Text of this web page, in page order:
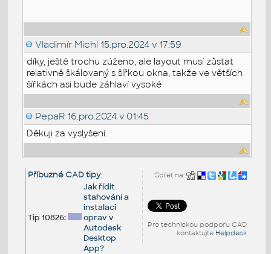
Vladimír Michl 15.pro.2024 v 17:59
díky, ještě trochu zúženo, ale layout musí zůstat
relativně škálovaný s šířkou okna, takže ve větších
šířkách asi bude záhlaví vysoké
PepaR 16.pro.2024 v 01:45
Děkuji za vyslyšení.
Sdílet na:
Pro technickou podporu CAD
kontaktujte Helpdesk
Příbuzné CAD tipy:
Tip 10826:
Jak řídit
stahování a
instalaci
oprav v
Autodesk
Desktop
App?